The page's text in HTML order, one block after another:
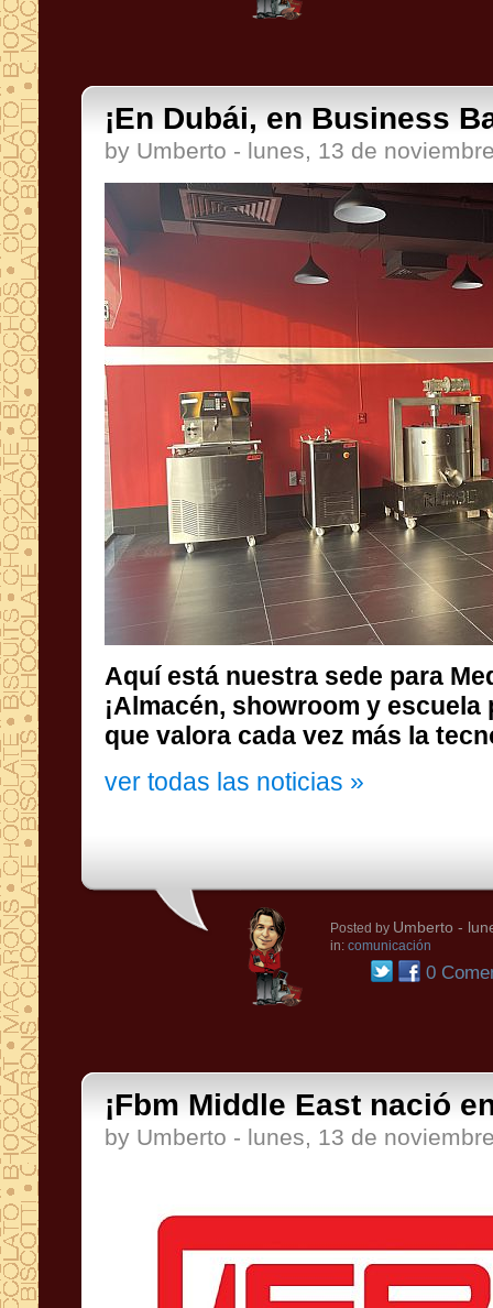
¡En Dubái, en Business
by Umberto - lunes, 13 de
Aquí está nuestra sede para
¡Almacén, showroom y escuela
que valora cada vez más la
ver todas las noticias »
Posted by Umberto -
in: comunicación
0
¡Fbm Middle East nació
by Umberto - lunes, 13 de